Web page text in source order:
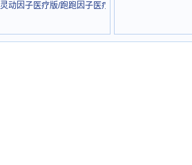
灵动因子医疗版/跑跑因子医疗版 + 角塑，为家庭点